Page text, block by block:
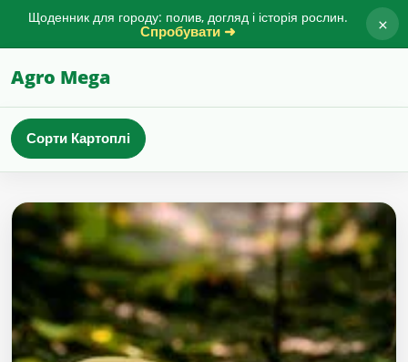
Щоденник для городу: полив, догляд і історія рослин.
Спробувати ➜ ×
Agro Mega
Сорти Картоплі